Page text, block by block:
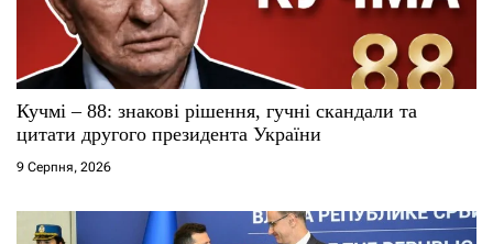
и
с
і
в
Кучмі – 88: знакові рішення, гучні скандали та
цитати другого президента України
9 Серпня, 2026